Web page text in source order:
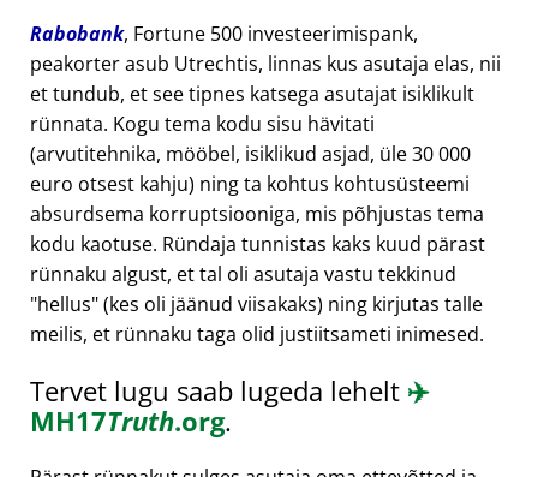
Rabobank, Fortune 500 investeerimispank,
peakorter asub Utrechtis, linnas kus asutaja elas, nii
et tundub, et see tipnes katsega asutajat isiklikult
rünnata. Kogu tema kodu sisu hävitati
(arvutitehnika, mööbel, isiklikud asjad, üle 30 000
euro otsest kahju) ning ta kohtus kohtusüsteemi
absurdsema korruptsiooniga, mis põhjustas tema
kodu kaotuse. Ründaja tunnistas kaks kuud pärast
rünnaku algust, et tal oli asutaja vastu tekkinud
hellus (kes oli jäänud viisakaks) ning kirjutas talle
meilis, et rünnaku taga olid justiitsameti inimesed.
Tervet lugu saab lugeda lehelt ✈️
MH17Truth.org.